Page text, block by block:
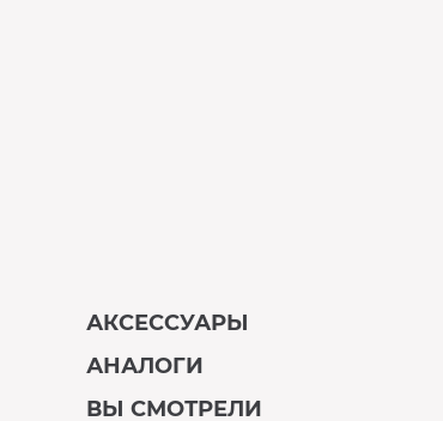
АКСЕССУАРЫ
АНАЛОГИ
ВЫ СМОТРЕЛИ